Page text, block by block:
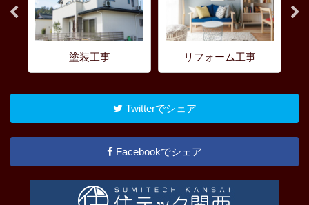
塗装工事 リフォーム工事
Twitterでシェア
Facebookでシェア